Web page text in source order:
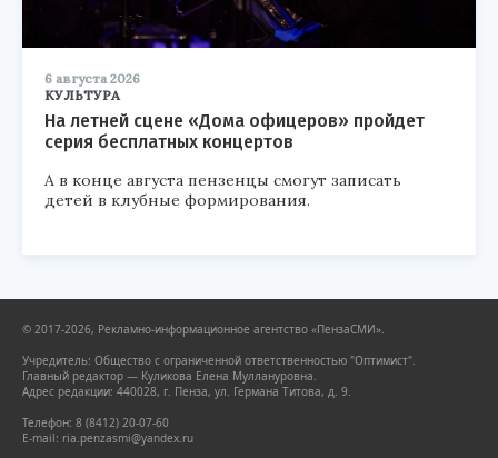
6 августа 2026
КУЛЬТУРА
На летней сцене «Дома офицеров» пройдет
серия бесплатных концертов
А в конце августа пензенцы смогут записать
детей в клубные формирования.
© 2017-2026, Рекламно-информационное агентство «ПензаСМИ».
Учредитель: Общество с ограниченной ответственностью "Оптимист".
Главный редактор — Куликова Елена Муллануровна.
Адрес редакции: 440028, г. Пенза, ул. Германа Титова, д. 9.
Телефон: 8 (8412) 20-07-60
E-mail: ria.penzasmi@yandex.ru